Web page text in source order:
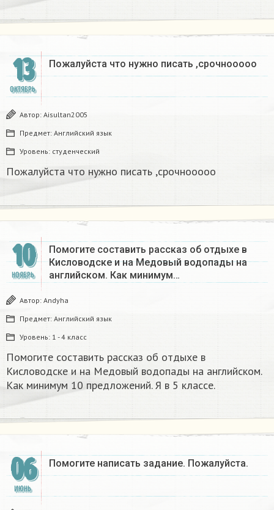
13
ОКТЯБРЬ
Пожалуйста что нужно писать ,срочнооооо
Автор: Aisultan2005
Предмет: Английский язык
Уровень: студенческий
Пожалуйста что нужно писать ,срочнооооо
10
НОЯБРЬ
Помогите составить рассказ об отдыхе в
Кисловодске и на Медовый водопады на
английском. Как минимум…
Автор: Andyha
Предмет: Английский язык
Уровень: 1 - 4 класс
Помогите составить рассказ об отдыхе в
Кисловодске и на Медовый водопады на английском.
Как минимум 10 предложений. Я в 5 классе.
06
ИЮНЬ
Помогите написать задание. Пожалуйста.